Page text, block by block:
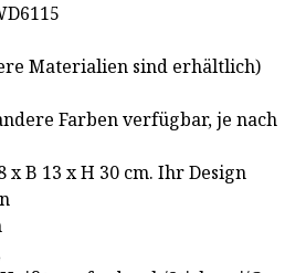
Materialien sind erhältlich)
Farben verfügbar, je nach
x B 13 x H 30 cm. Ihr Design